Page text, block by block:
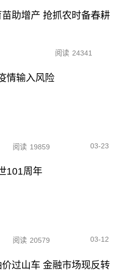
苗助增产 抢抓农时备春耕
阅读 24341
情输入风险
阅读 19859 03-23
101周年
阅读 20579 03-12
价过山车 金融市场现反转